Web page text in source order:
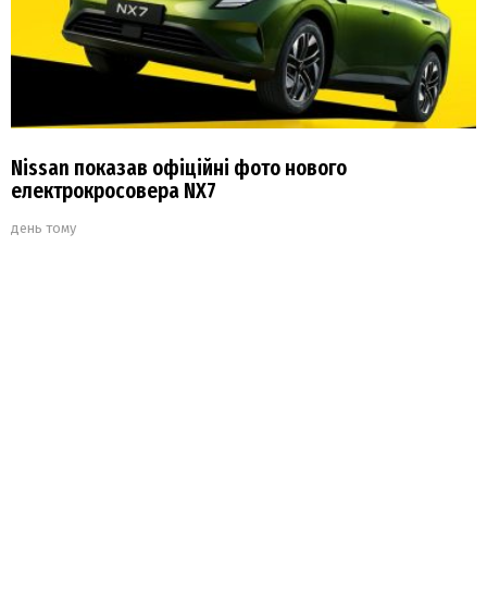
Nissan показав офіційні фото нового
електрокросовера NX7
день тому